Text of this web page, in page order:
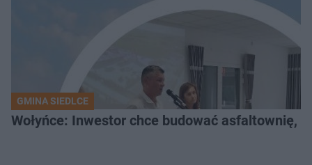
GMINA SIEDLCE
Wołyńce: Inwestor chce budować asfaltownię,